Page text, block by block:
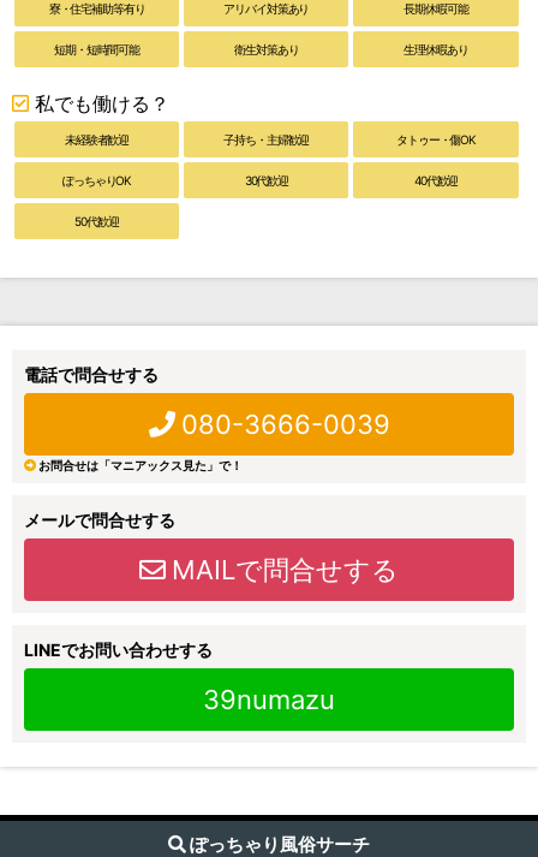
寮・住宅補助等有り アリバイ対策あり 長期休暇可能
短期・短時間可能 衛生対策あり 生理休暇あり
私でも働ける？
未経験者歓迎 子持ち・主婦歓迎 タトゥー・傷OK
ぽっちゃりOK 30代歓迎 40代歓迎
50代歓迎
電話で問合せする
080-3666-0039
お問合せは「マニアックス見た」で！
メールで問合せする
MAILで問合せする
LINEでお問い合わせする
39numazu
ぽっちゃり風俗サーチ